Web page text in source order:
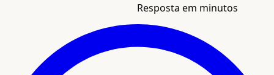
Resposta em minutos